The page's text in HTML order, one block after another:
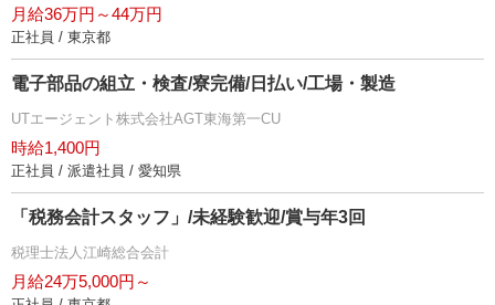
月給36万円～44万円
正社員 / 東京都
電子部品の組立・検査/寮完備/日払い/工場・製造
UTエージェント株式会社AGT東海第一CU
時給1,400円
正社員 / 派遣社員 / 愛知県
「税務会計スタッフ」/未経験歓迎/賞与年3回
税理士法人江崎総合会計
月給24万5,000円～